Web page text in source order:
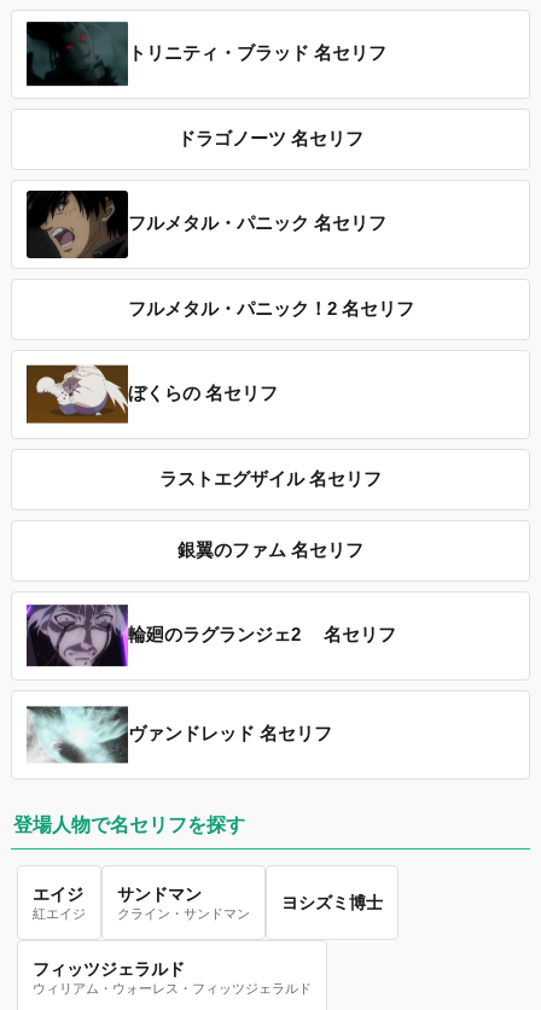
トリニティ・ブラッド 名セリフ
ドラゴノーツ 名セリフ
フルメタル・パニック 名セリフ
フルメタル・パニック！2 名セリフ
ぼくらの 名セリフ
ラストエグザイル 名セリフ
銀翼のファム 名セリフ
輪廻のラグランジェ2 名セリフ
ヴァンドレッド 名セリフ
登場人物で名セリフを探す
エイジ
紅エイジ
サンドマン
クライン・サンドマン
ヨシズミ博士
フィッツジェラルド
ウィリアム・ウォーレス・フィッツジェラルド